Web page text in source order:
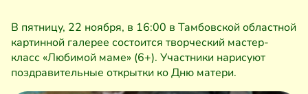
В пятницу, 22 ноября, в 16:00 в Тамбовской областной
картинной галерее состоится творческий мастер-
класс «Любимой маме» (6+). Участники нарисуют
поздравительные открытки ко Дню матери.